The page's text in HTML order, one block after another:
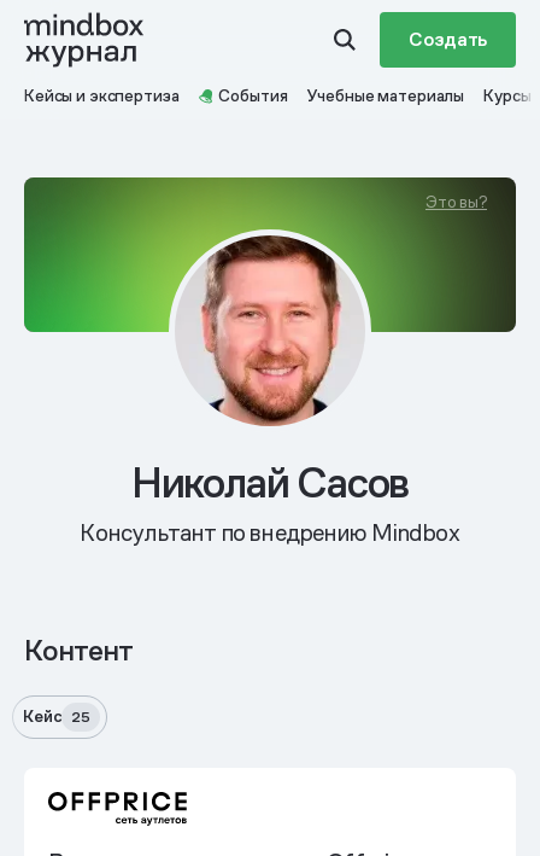
Создать
Кейсы и экспертиза События Учебные материалы Курсы
Это вы?
Николай Сасов
Консультант по внедрению Mindbox
Контент
Кейс 25